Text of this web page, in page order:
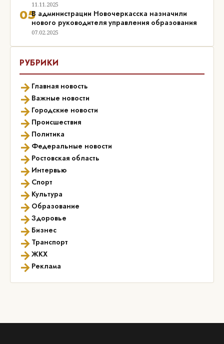
11.11.2025
05В администрации Новочеркасска назначили
нового руководителя управления образования
07.02.2025
РУБРИКИ
→ Главная новость
→ Важные новости
→ Городские новости
→ Происшествия
→ Политика
→ Федеральные новости
→ Ростовская область
→ Интервью
→ Спорт
→ Культура
→ Образование
→Здоровье
→ Бизнес
→ Транспорт
→ЖКХ
→ Реклама